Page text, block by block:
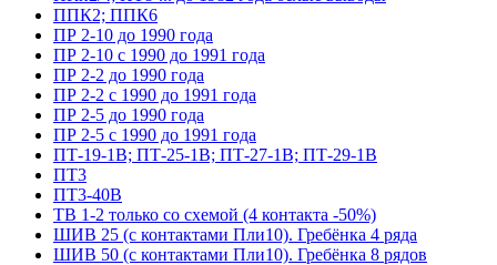
ППК2; ППК6
ПР 2-10 до 1990 года
ПР 2-10 с 1990 до 1991 года
ПР 2-2 до 1990 года
ПР 2-2 с 1990 до 1991 года
ПР 2-5 до 1990 года
ПР 2-5 с 1990 до 1991 года
ПТ-19-1В; ПТ-25-1В; ПТ-27-1В; ПТ-29-1В
ПТ3
ПТ3-40В
ТВ 1-2 только со схемой (4 контакта -50%)
ШИВ 25 (с контактами Пли10). Гребёнка 4 ряда
ШИВ 50 (с контактами Пли10). Гребёнка 8 рядов